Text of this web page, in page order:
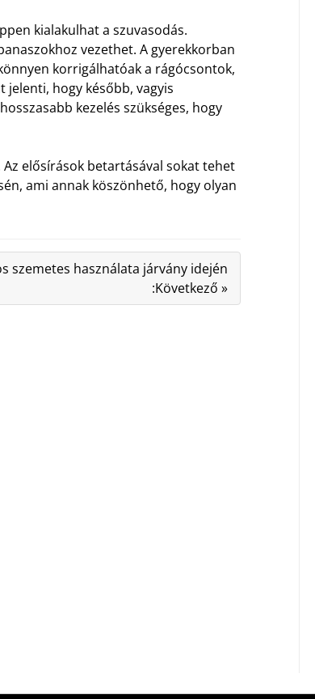
kialakulhat a szuvasodás.
vezethet. A gyerekkorban
korrigálhatóak a rágócsontok,
jelenti, hogy később, vagyis
kezelés szükséges, hogy
elősírások betartásával sokat tehet
ami annak köszönhető, hogy olyan
szemetes használata járvány idején
:Következő »